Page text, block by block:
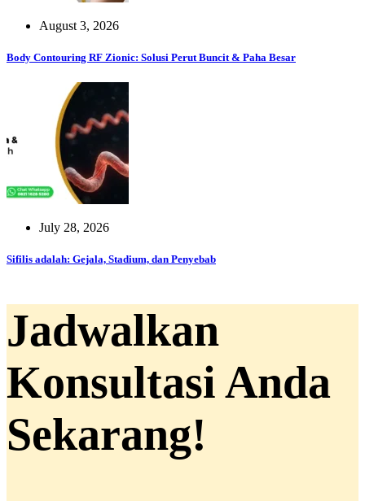
August 3, 2026
Body Contouring RF Zionic: Solusi Perut Buncit & Paha Besar
July 28, 2026
Sifilis adalah: Gejala, Stadium, dan Penyebab
Jadwalkan
Konsultasi Anda
Sekarang!